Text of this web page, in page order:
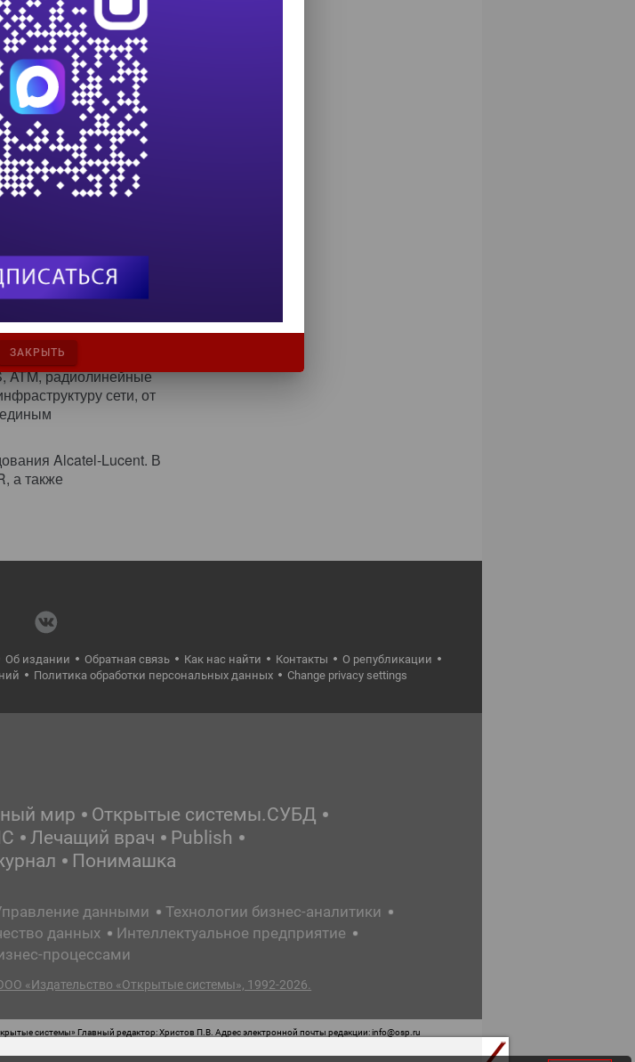
5750 SSC.
с сетевым
Lucent Алексея
хранить и
качество
благодаря чему
выбора класса
Например,
с сайта YouTube или
счет применения
абонентские
и
транспортного
Эта
для
ATM, радиолинейные
сети, от
Alcatel-Lucent. В
а также
Об издании Обратная связь Как нас найти Контакты
О републикации
Политика обработки персональных данных Change privacy settings
мир
Открытые системы.СУБД
Лечащий врач
Publish
Понимашка
данными
Технологии бизнес-аналитики
данных
Интеллектуальное предприятие
процессами
«Издательство «Открытые системы», 1992-2026.
системы» Главный редактор: Христов П.В. Адрес электронной почты редакции: info@osp.ru
ЗАКРЫТЬ